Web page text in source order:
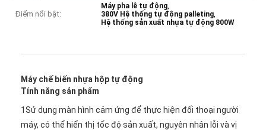
Điểm nổi bật:
Máy pha lê tự động,
380V Hệ thống tự động palleting,
Hệ thống sản xuất nhựa tự động 800W
Máy chế biến nhựa hộp tự động
Tính năng sản phẩm
1Sử dụng màn hình cảm ứng để thực hiện đối thoại người
máy, có thể hiển thị tốc độ sản xuất, nguyên nhân lỗi và vị